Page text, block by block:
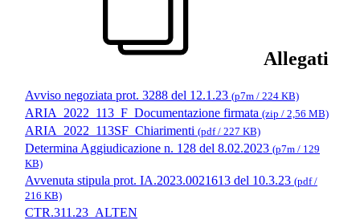
Allegati
Avviso negoziata prot. 3288 del 12.1.23 (p7m / 224 KB)
ARIA_2022_113_F_Documentazione firmata (zip / 2,56 MB)
ARIA_2022_113SF_Chiarimenti (pdf / 227 KB)
Determina Aggiudicazione n. 128 del 8.02.2023 (p7m / 129
KB)
Avvenuta stipula prot. IA.2023.0021613 del 10.3.23 (pdf /
216 KB)
CTR.311.23_ALTEN